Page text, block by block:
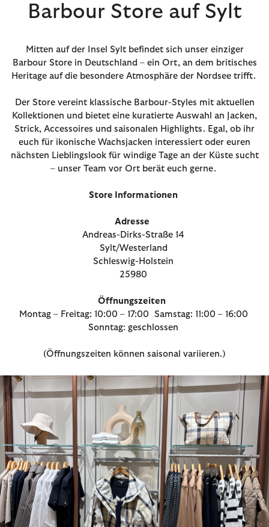
Barbour Store auf Sylt
Mitten auf der Insel Sylt befindet sich unser einziger
Barbour Store in Deutschland – ein Ort, an dem britisches
Heritage auf die besondere Atmosphäre der Nordsee trifft.
Der Store vereint klassische Barbour-Styles mit aktuellen
Kollektionen und bietet eine kuratierte Auswahl an Jacken,
Strick, Accessoires und saisonalen Highlights. Egal, ob ihr
euch für ikonische Wachsjacken interessiert oder euren
nächsten Lieblingslook für windige Tage an der Küste sucht
– unser Team vor Ort berät euch gerne.
Store Informationen
Adresse
Andreas-Dirks-Straße 14
Sylt/Westerland
Schleswig-Holstein
25980
Öffnungszeiten
Montag – Freitag: 10:00 – 17:00 Samstag: 11:00 – 16:00
Sonntag: geschlossen
(Öffnungszeiten können saisonal variieren.)